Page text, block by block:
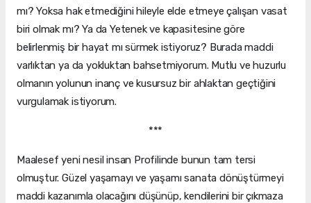
mı? Yoksa hak etmediğini hileyle elde etmeye çalışan vasat
biri olmak mı? Ya da Yetenek ve kapasitesine göre
belirlenmiş bir hayat mı sürmek istiyoruz? Burada maddi
varlıktan ya da yokluktan bahsetmiyorum. Mutlu ve huzurlu
olmanın yolunun inanç ve kusursuz bir ahlaktan geçtiğini
vurgulamak istiyorum.
***
Maalesef yeni nesil insan Profilinde bunun tam tersi
olmuştur. Güzel yaşamayı ve yaşamı sanata dönüştürmeyi
maddi kazanımla olacağını düşünüp, kendilerini bir çıkmaza